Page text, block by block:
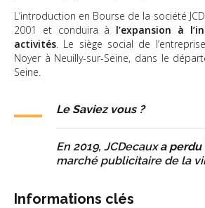
L’introduction en Bourse de la société
2001 et conduira à l’expansion à
activités. Le siège social de
Noyer à Neuilly-sur-Seine, dans le
Seine.
Le Saviez vous ?
En 2019, JCDecauxa
marché publicitaire de la
Informations clés